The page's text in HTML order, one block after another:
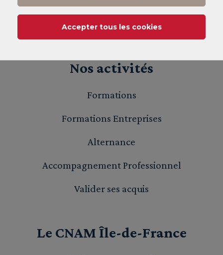
Satisfaction de l'évaluation des formations : note
moyenne attribuée par nos clients
Nos activités
Formations
Formations Entreprises
Alternance
Accompagnement Professionnel
Valider ses acquis
Le CNAM Île-de-France
Accepter tous les cookies